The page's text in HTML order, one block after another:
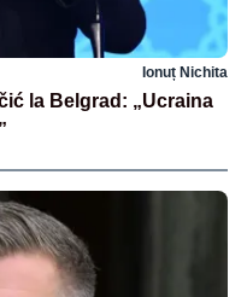
Ionuț Nichita
la Belgrad: „Ucraina